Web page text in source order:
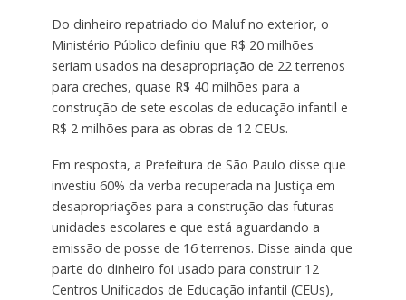
Do dinheiro repatriado do Maluf no exterior, o
Ministério Público definiu que R$ 20 milhões
seriam usados na desapropriação de 22 terrenos
para creches, quase R$ 40 milhões para a
construção de sete escolas de educação infantil e
R$ 2 milhões para as obras de 12 CEUs.
Em resposta, a Prefeitura de São Paulo disse que
investiu 60% da verba recuperada na Justiça em
desapropriações para a construção das futuras
unidades escolares e que está aguardando a
emissão de posse de 16 terrenos. Disse ainda que
parte do dinheiro foi usado para construir 12
Centros Unificados de Educação infantil (CEUs),